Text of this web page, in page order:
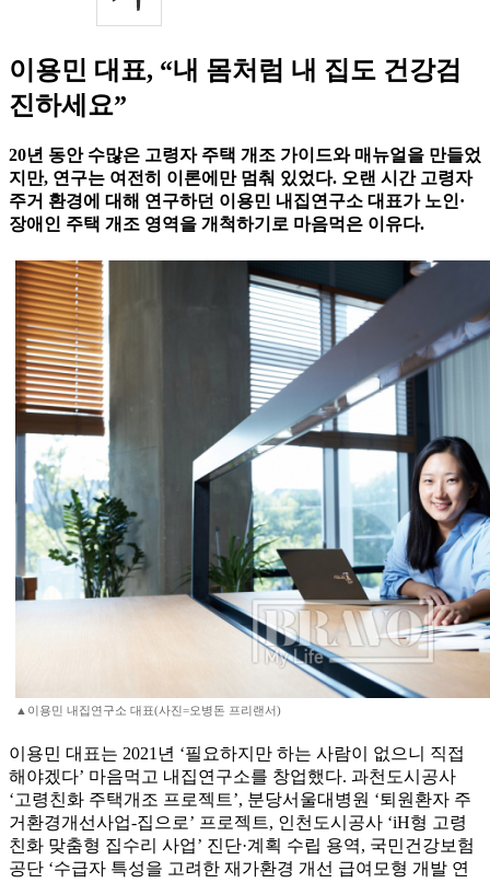
이용민 대표, “내 몸처럼 내 집도 건강검
진하세요”
20년 동안 수많은 고령자 주택 개조 가이드와 매뉴얼을 만들었
지만, 연구는 여전히 이론에만 멈춰 있었다. 오랜 시간 고령자
주거 환경에 대해 연구하던 이용민 내집연구소 대표가 노인·
장애인 주택 개조 영역을 개척하기로 마음먹은 이유다.
▲이용민 내집연구소 대표(사진=오병돈 프리랜서)
이용민 대표는 2021년 ‘필요하지만 하는 사람이 없으니 직접
해야겠다’ 마음먹고 내집연구소를 창업했다. 과천도시공사
‘고령친화 주택개조 프로젝트’, 분당서울대병원 ‘퇴원환자 주
거환경개선사업-집으로’ 프로젝트, 인천도시공사 ‘iH형 고령
친화 맞춤형 집수리 사업’ 진단·계획 수립 용역, 국민건강보험
공단 ‘수급자 특성을 고려한 재가환경 개선 급여모형 개발 연